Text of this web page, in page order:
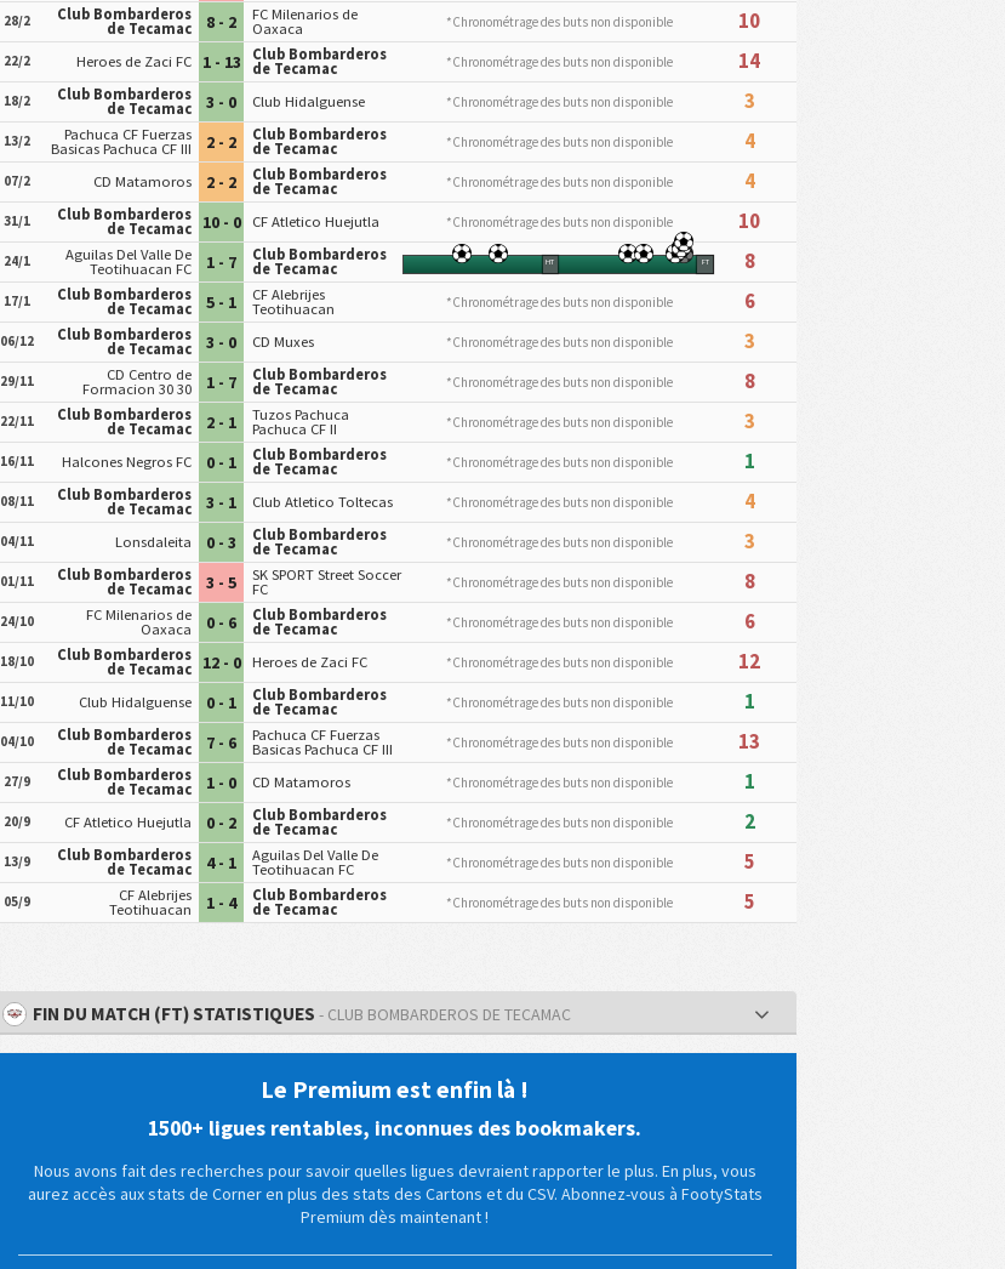
28/2
Club Bombarderos
de Tecamac
8 - 2
FC Milenarios de
Oaxaca
*Chronométrage des buts non disponible 10
22/2 Heroes de Zaci FC 1 - 13
Club Bombarderos
de Tecamac
*Chronométrage des buts non disponible 14
18/2
Club Bombarderos
de Tecamac
3 - 0 Club Hidalguense *Chronométrage des buts non disponible 3
13/2
Pachuca CF Fuerzas
Basicas Pachuca CF III
2 - 2
Club Bombarderos
de Tecamac
*Chronométrage des buts non disponible 4
07/2 CD Matamoros 2 - 2
Club Bombarderos
de Tecamac
*Chronométrage des buts non disponible 4
31/1
Club Bombarderos
de Tecamac
10 - 0 CF Atletico Huejutla *Chronométrage des buts non disponible 10
24/1
Aguilas Del Valle De
Teotihuacan FC
1 - 7
Club Bombarderos
de Tecamac
HT FT 8
17/1
Club Bombarderos
de Tecamac
5 - 1
CF Alebrijes
Teotihuacan
*Chronométrage des buts non disponible 6
06/12
Club Bombarderos
de Tecamac
3 - 0 CD Muxes *Chronométrage des buts non disponible 3
29/11
CD Centro de
Formacion 30 30
1 - 7
Club Bombarderos
de Tecamac
*Chronométrage des buts non disponible 8
22/11
Club Bombarderos
de Tecamac
2 - 1
Tuzos Pachuca
Pachuca CF II
*Chronométrage des buts non disponible 3
16/11 Halcones Negros FC 0 - 1
Club Bombarderos
de Tecamac
*Chronométrage des buts non disponible 1
08/11
Club Bombarderos
de Tecamac
3 - 1 Club Atletico Toltecas *Chronométrage des buts non disponible 4
04/11 Lonsdaleita 0 - 3
Club Bombarderos
de Tecamac
*Chronométrage des buts non disponible 3
01/11
Club Bombarderos
de Tecamac
3 - 5
SK SPORT Street Soccer
FC
*Chronométrage des buts non disponible 8
24/10
FC Milenarios de
Oaxaca
0 - 6
Club Bombarderos
de Tecamac
*Chronométrage des buts non disponible 6
18/10
Club Bombarderos
de Tecamac
12 - 0 Heroes de Zaci FC *Chronométrage des buts non disponible 12
11/10 Club Hidalguense 0 - 1
Club Bombarderos
de Tecamac
*Chronométrage des buts non disponible 1
04/10
Club Bombarderos
de Tecamac
7 - 6
Pachuca CF Fuerzas
Basicas Pachuca CF III
*Chronométrage des buts non disponible 13
27/9
Club Bombarderos
de Tecamac
1 - 0 CD Matamoros *Chronométrage des buts non disponible 1
20/9 CF Atletico Huejutla 0 - 2
Club Bombarderos
de Tecamac
*Chronométrage des buts non disponible 2
13/9
Club Bombarderos
de Tecamac
4 - 1
Aguilas Del Valle De
Teotihuacan FC
*Chronométrage des buts non disponible 5
05/9
CF Alebrijes
Teotihuacan
1 - 4
Club Bombarderos
de Tecamac
*Chronométrage des buts non disponible 5
FIN DU MATCH (FT) STATISTIQUES - CLUB BOMBARDEROS DE TECAMAC
Le Premium est enfin là !
1500+ ligues rentables, inconnues des bookmakers.
Nous avons fait des recherches pour savoir quelles ligues devraient rapporter le plus. En plus, vous
aurez accès aux stats de Corner en plus des stats des Cartons et du CSV. Abonnez-vous à FootyStats
Premium dès maintenant !